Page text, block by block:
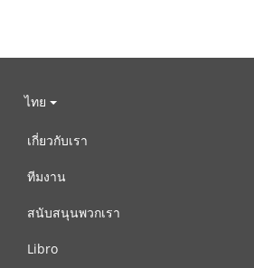
ไทย
เกี่ยวกับเรา
ทีมงาน
สนับสนุนพวกเรา
Libro